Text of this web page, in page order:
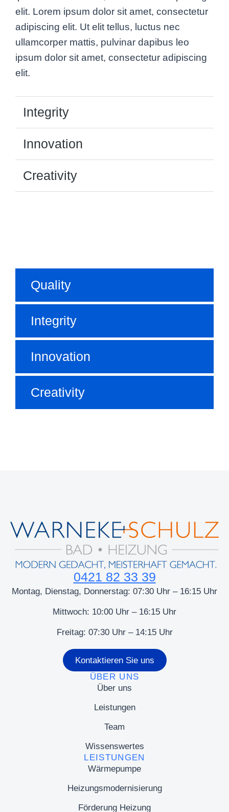
elit. Lorem ipsum dolor sit amet, consectetur
adipiscing elit. Ut elit tellus, luctus nec
ullamcorper mattis, pulvinar dapibus leo
ipsum dolor sit amet, consectetur adipiscing
elit.
Integrity
Innovation
Creativity
Quality
Integrity
Innovation
Creativity
0421 82 33 39
Montag, Dienstag, Donnerstag: 07:30 Uhr – 16:15 Uhr
Mittwoch: 10:00 Uhr – 16:15 Uhr
Freitag: 07:30 Uhr – 14:15 Uhr
Kontaktieren Sie uns
ÜBER UNS
Über uns
Leistungen
Team
Wissenswertes
LEISTUNGEN
Wärmepumpe
Heizungsmodernisierung
Förderung Heizung